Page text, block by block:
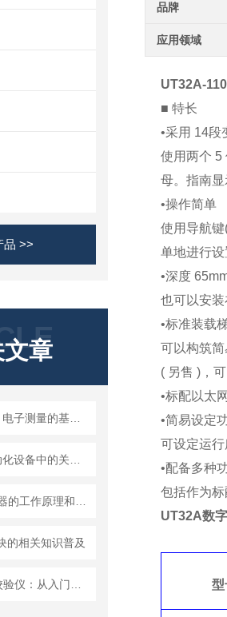
品 >>
章
的相关知识普及
品牌
应用领域
UT32A-
■ 特长
•采用 14段
使用两个 5
母。指南
•操作简单
使用导航键
单地进行设
•深度
也可以安
•标准装载
可以构筑
( 另售 )，
•标配以太
•简易设定
可设定运
•配备多种
包括作为
UT32A数字
型